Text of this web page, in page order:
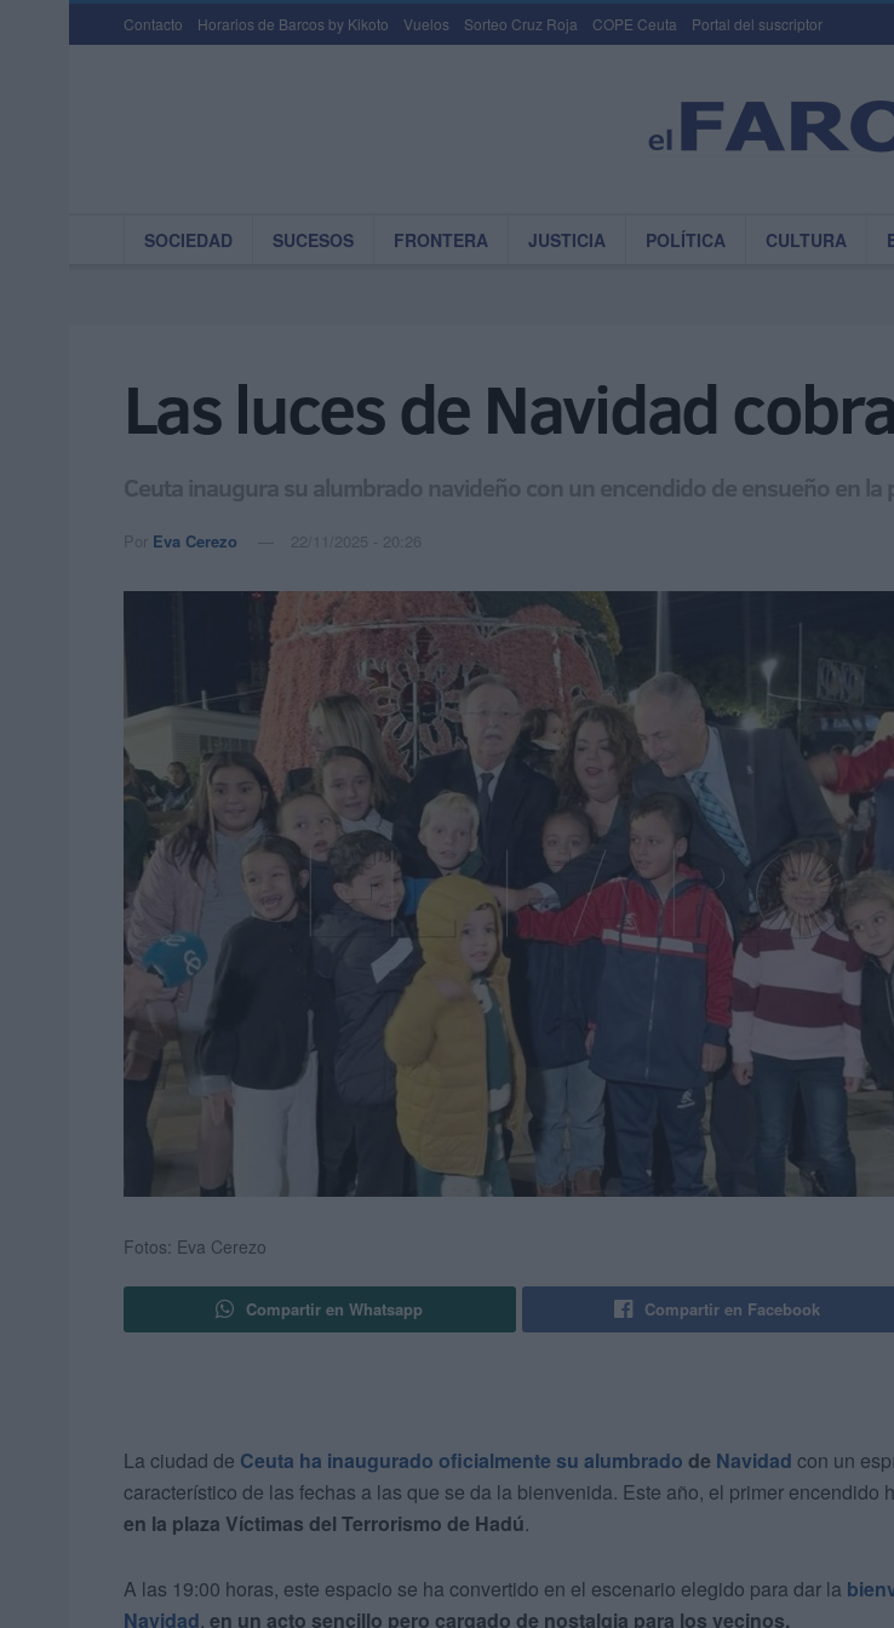
Contacto Horarios de Barcos by Kikoto Vuelos Sorteo Cruz Roja COPE Ceuta Portal del suscriptor
SOCIEDAD SUCESOS FRONTERA JUSTICIA POLÍTICA CULTURA
Las luces de Navidad
Ceuta inaugura su alumbrado navideño con un encendido de ensueño en la
Por Eva Cerezo 22/11/2025 - 20:26
Fotos: Eva Cerezo
Compartir en Whatsapp Compartir en Facebook
La ciudad de Ceuta ha inaugurado oficialmente su alumbrado de Navidad con un
característico de las fechas a las que se da la bienvenida. Este año, el primer encendido
en la plaza Víctimas del Terrorismo de Hadú.
A las 19:00 horas, este espacio se ha convertido en el escenario elegido para dar la
Navidad, en un acto sencillo pero cargado de nostalgia para los vecinos.